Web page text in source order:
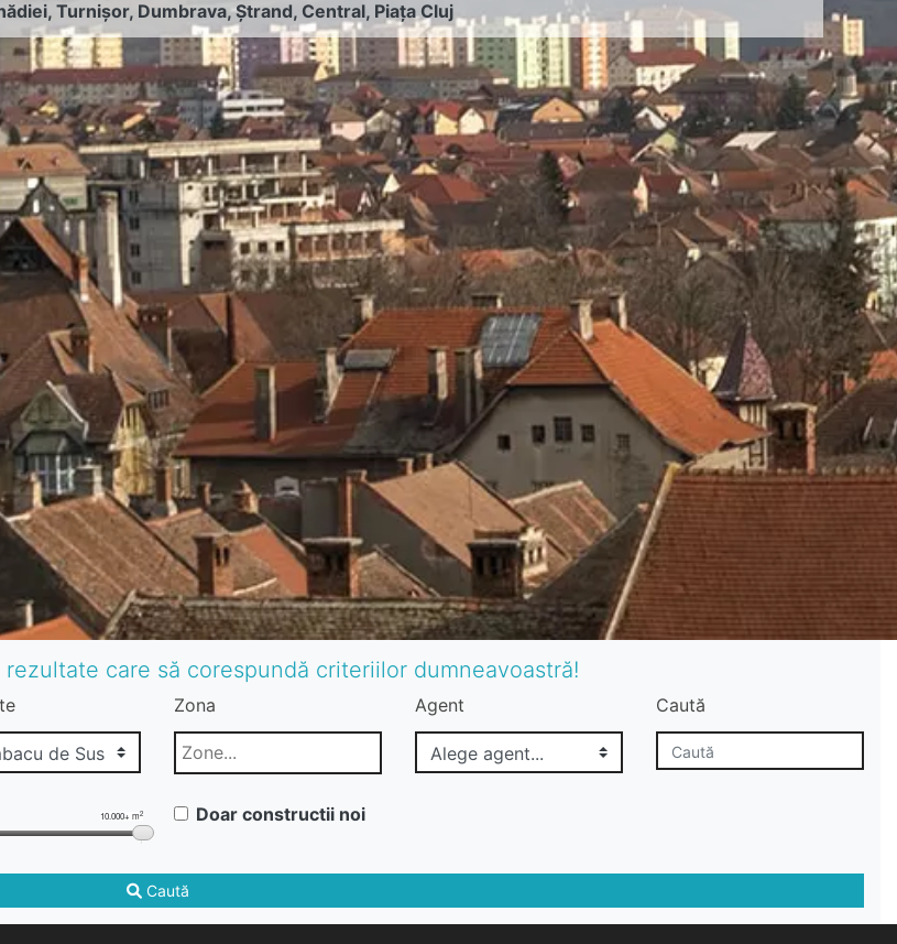
,Turnișor, Dumbrava,Ștrand, Central, Piața Cluj
care să corespundă criteriilor dumneavoastră!
Zona Agent Caută
10.000+ m2 Doar constructii noi
Caută